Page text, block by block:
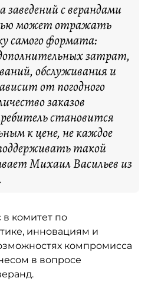
заведений с верандами
может отражать
самого формата:
затрат,
обслуживания и
от погодного
заказов
становится
к цене, не каждое
такой
Михаил Васильев из
комитет по
инновациям и
компромисса
в вопросе